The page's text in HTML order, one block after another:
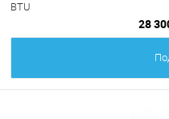
BTU
28